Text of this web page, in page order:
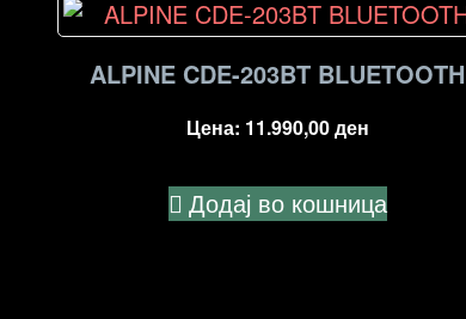
ALPINE CDE-203BT BLUETOOTH
Цена: 11.990,00ден
Додај во кошница